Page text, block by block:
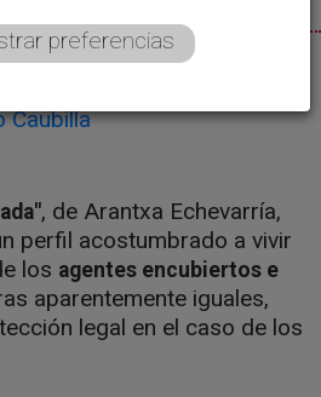
Caubilla
, de Arantxa Echevarría,
perfil acostumbrado a vivir
los agentes encubiertos e
aparentemente iguales,
legal en el caso de los
preferencias